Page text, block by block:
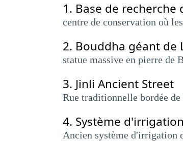
1. Base de recherche
centre de conservation où
2. Bouddha géant de
statue massive en pierre de
3. Jinli Ancient Street
Rue traditionnelle bordée de
4. Système
Ancien système d'irrigation